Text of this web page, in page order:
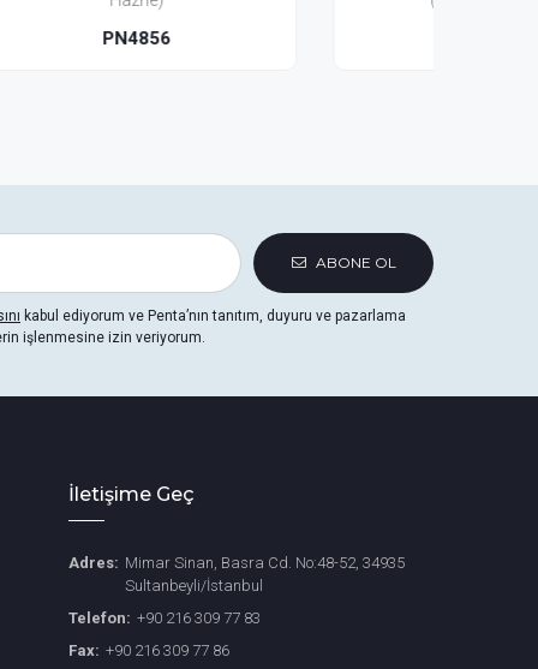
ABONE OL
kabul ediyorum ve Penta’nın tanıtım, duyuru ve pazarlama
işlenmesine izin veriyorum.
İletişime Geç
Adres: Mimar Sinan, Basra Cd. No:48-52, 34935
Sultanbeyli/İstanbul
Telefon: +90 216 309 77 83
Fax: +90 216 309 77 86